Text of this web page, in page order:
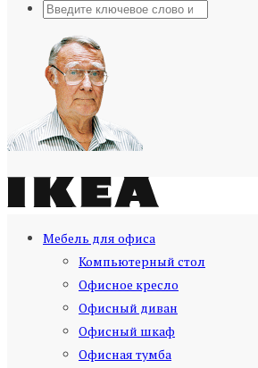
Мебель для офиса
Компьютерный стол
Офисное кресло
Офисный диван
Офисный шкаф
Офисная тумба